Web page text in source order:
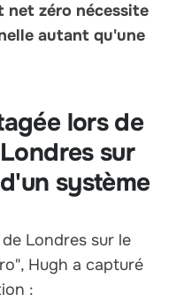
zéro nécessite
autant qu'une
lors de
sur
système
Londres sur le
Hugh a capturé
: